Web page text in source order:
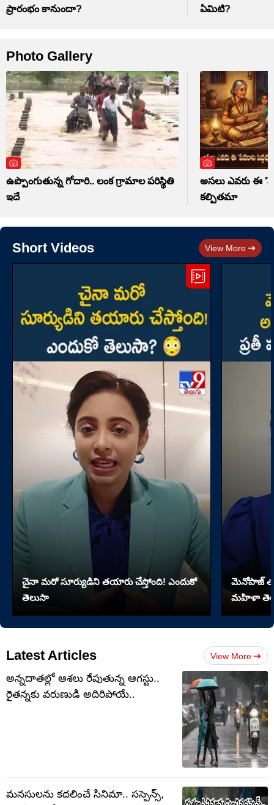
ప్రారంభం కానుందా?
ఏమిటి?
Photo Gallery
ఉప్పొంగుతున్న గోదారి.. లంక గ్రామాల పరిస్థితి
ఇదే
అసలు ఎవరు ఈ
కల్పితమా
Short Videos View More
చైనా మరో సూర్యుడిని తయారు చేస్తోంది! ఎందుకో
తెలుసా
మెనోపాజ్
మహిళా
Latest Articles View More
అన్నదాతల్లో ఆశలు రేపుతున్న ఆగస్టు..
రైతన్నకు వరుణుడి అదిరిపోయే..
మనసులను కదలించే సినిమా.. సస్పెన్స్,